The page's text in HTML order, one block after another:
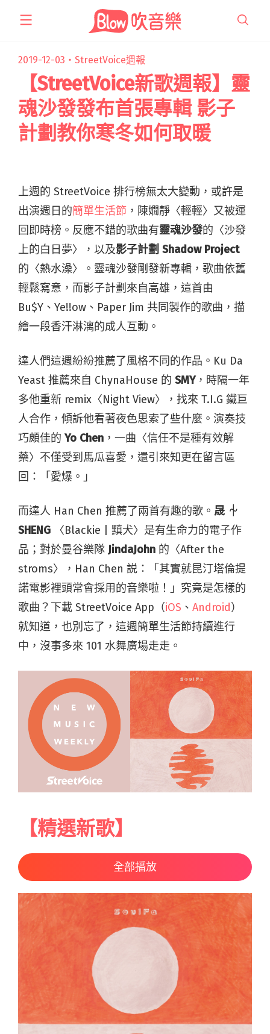
2019-12-03・ StreetVoice週報
【StreetVoice新歌週報】靈
魂沙發發布首張專輯 影子
計劃教你寒冬如何取暖
上週的 StreetVoice 排行榜無太大變動，或許是
出演週日的簡單生活節 ，陳嫺靜〈輕輕〉又被運
回即時榜。反應不錯的歌曲有靈魂沙發的〈沙發
上的白日夢〉，以及影子計劃 Shadow Project
的〈熱水澡〉。靈魂沙發剛發新專輯，歌曲依舊
輕鬆寫意，而影子計劃來自高雄，這首由
Bu$Y、Ye!!ow、Paper Jim 共同製作的歌曲，描
繪一段香汗淋漓的成人互動。
達人們這週紛紛推薦了風格不同的作品。Ku Da
Yeast 推薦來自 ChynaHouse 的 SMY，時隔一年
多他重新 remix〈Night View〉，找來 T.I.G 鐵巨
人合作，傾訴他看著夜色思索了些什麼。演奏技
巧頗佳的 Yo Chen ，一曲〈信任不是種有效解
藥〉不僅受到馬瓜喜愛，還引來知更在留言區
回：「愛爆。」
而達人 Han Chen 推薦了兩首有趣的歌。 晟 ⏆
SHENG 〈Blackie | 黰犬〉是有生命力的電子作
品；對於曼谷樂隊 JindaJohn 的〈After the
stroms〉，Han Chen 説：「其實就昆汀塔倫提
諾電影裡頭常會採用的音樂啦！」究竟是怎樣的
歌曲？下載 StreetVoice App（iOS 、 Android）
就知道，也別忘了，這週簡單生活節持續進行
中，沒事多來 101 水舞廣場走走。
【精選新歌】
全部播放